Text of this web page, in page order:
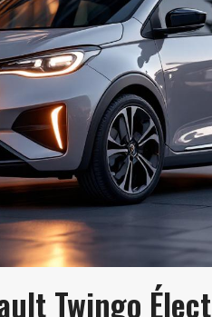
Twingo